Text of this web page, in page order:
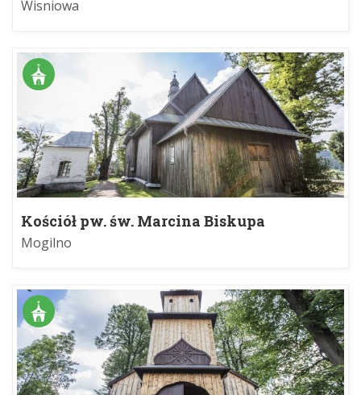
Wisniowa
Kościół pw. św. Marcina Biskupa
Mogilno